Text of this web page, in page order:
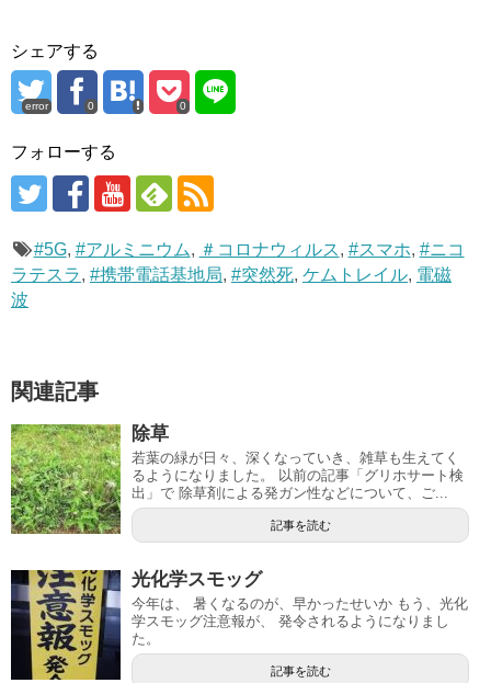
シェアする
error 0 0
フォローする
#5G, #アルミニウム, ＃コロナウィルス, #スマホ, #ニコ
ラテスラ, #携帯電話基地局, #突然死, ケムトレイル, 電磁
波
関連記事
除草
若葉の緑が日々、深くなっていき、雑草も生えてく
るようになりました。 以前の記事「グリホサート検
出」で 除草剤による発ガン性などについて、ご...
記事を読む
光化学スモッグ
今年は、 暑くなるのが、早かったせいか もう、光化
学スモッグ注意報が、 発令されるようになりまし
た。
記事を読む